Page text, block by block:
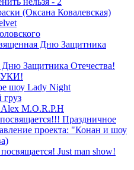
(Оксана Ковалевская)
Дню Защитника
Защитника Отечества!
шоу Lady Night
груз
M.O.R.P.H
Праздничное
проекта: "Конан и шоу
Just man show!